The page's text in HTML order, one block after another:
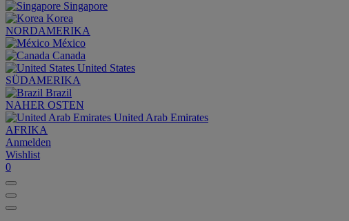
Singapore
Korea
NORDAMERIKA
México
Canada
United States
SÜDAMERIKA
Brazil
NAHER OSTEN
United Arab Emirates
AFRIKA
Anmelden
Wishlist
0